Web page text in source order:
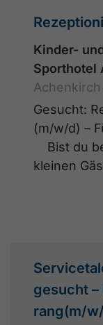
Kinder-
Sporthotel
Gesucht:
(m/w/d) –
Bist du
kleinen
gesucht
rang(m/